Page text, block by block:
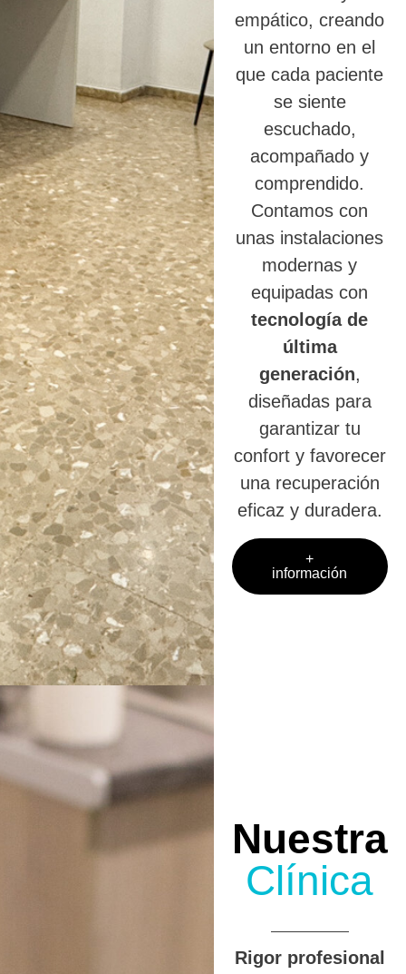
empático, creando
un entorno en el
que cada paciente
se siente
escuchado,
acompañado y
comprendido.
Contamos con
unas instalaciones
modernas y
equipadas con
tecnología de
última
generación,
diseñadas para
garantizar tu
confort y favorecer
una recuperación
eficaz y duradera.
+
información
Nuestra
Clínica
Rigor profesional